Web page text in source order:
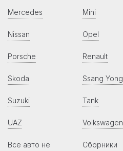
Mercedes Mini
Nissan Opel
Porsche Renault
Skoda Ssang Yong
Suzuki Tank
UAZ Volkswagen
Все авто не
Сборники